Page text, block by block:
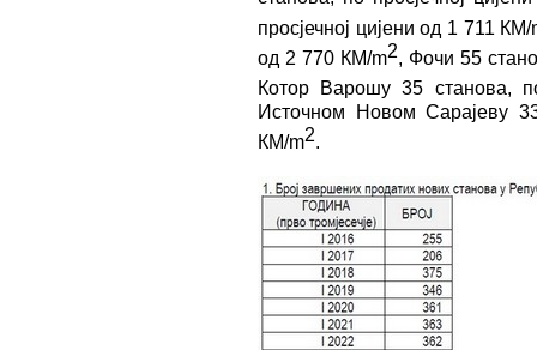
просјечној цијени од 1 711 КМ/
од 2 770 КМ/m2, Фочи 55
Котор Варошу 35 станова,
Источном Новом Сарајеву
КМ/m2.